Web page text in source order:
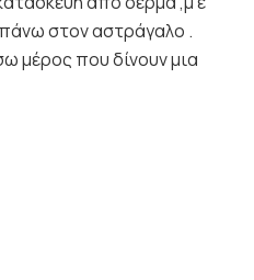
στον αστράγαλο .
μέρος που δίνουν μια